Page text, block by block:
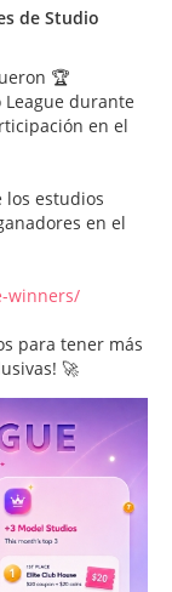
de Studio
🏆
durante
en el
los estudios
en el
winners/
para tener más
🚀